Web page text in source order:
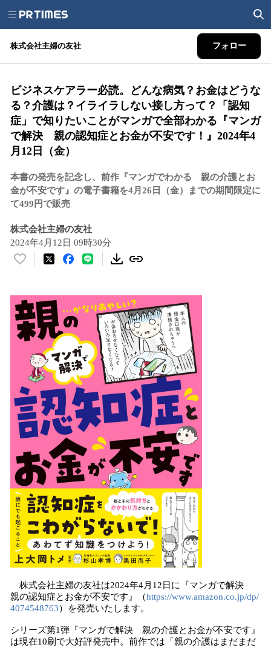
株式会社主婦の友社 フォロー
ビジネスケアラー必読。どんな病気？お金はどうな
る？介護は？イライラしない接し方って？「認知
症」で知りたいことがマンガで全部わかる『マンガ
で解決 親の認知症とお金が不安です！』2024年4
月12日（金）
本書の発売を記念し、前作『マンガでわかる 親の介護とお
金が不安です』の電子書籍を4月26日（金）までの期間限定に
て499円で販売
株式会社主婦の友社
2024年4月12日 09時30分
い
！
数
を
読
み
中
で
す
株式会社主婦の友社は2024年4月12日に『マンガで解決
親の認知症とお金が不安です』（https://www.amazon.co.jp/dp/
4074548763）を発売いたします。
シリーズ第1弾『マンガで解決 親の介護とお金が不安です』
は現在10刷で大好評発売中。前作では「親の介護はまだまだ